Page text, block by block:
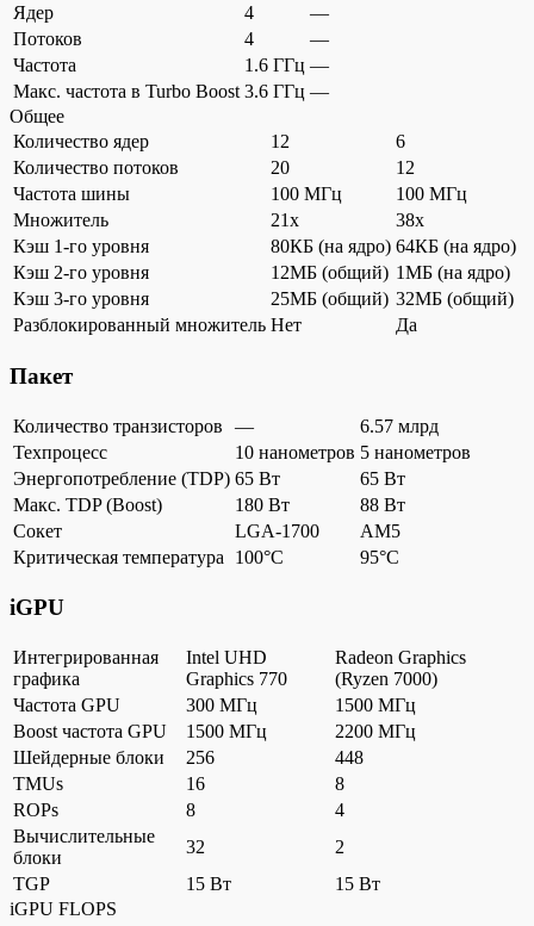
Ядер
4
—
Потоков
4
—
Частота
1.6 ГГц —
Макс. частота в Turbo Boost 3.6 ГГц —
Общее
Количество ядер
12
6
Количество потоков
20
12
Частота шины
100 МГц
100 МГц
Множитель
21x
38x
Кэш 1-го уровня
80КБ (на ядро) 64КБ (на ядро)
Кэш 2-го уровня
12МБ (общий) 1МБ (на ядро)
Кэш 3-го уровня
25МБ (общий) 32МБ (общий)
Разблокированный множитель Нет Да
Пакет
Количество транзисторов —
6.57 млрд
Техпроцесс
10 нанометров 5 нанометров
Энергопотребление (TDP) 65 Вт
65 Вт
Макс. TDP (Boost)
180 Вт
88 Вт
Сокет
LGA-1700
AM5
Критическая температура
100°C 95°C
iGPU
Интегрированная
графика
Intel UHD
Graphics 770
Radeon Graphics
(Ryzen 7000)
Частота GPU
300 МГц
1500 МГц
Boost частота GPU
1500 МГц
2200 МГц
Шейдерные блоки
256
448
TMUs
16
8
ROPs
8
4
Вычислительные
блоки
32
2
TGP
15 Вт
15 Вт
iGPU FLOPS